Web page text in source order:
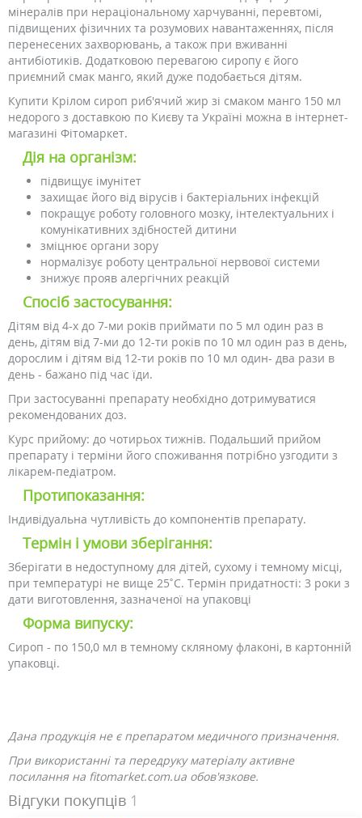
мінералів при нераціональному харчуванні, перевтомі,
підвищених фізичних та розумових навантаженнях, після
перенесених захворювань, а також при вживанні
антибіотиків. Додатковою перевагою сиропу є його
приємний смак манго, який дуже подобається дітям.
Купити Крілом сироп риб'ячий жир зі смаком манго 150 мл
недорого з доставкою по Києву та Україні можна в інтернет-
магазині Фітомаркет.
Дія на організм:
підвищує імунітет
захищає його від вірусів і бактеріальних інфекцій
покращує роботу головного мозку, інтелектуальних і
комунікативних здібностей дитини
зміцнює органи зору
нормалізує роботу центральної нервової системи
знижує прояв алергічних реакцій
Спосіб застосування:
Дітям від 4-х до 7-ми років приймати по 5 мл один раз в
день, дітям від 7-ми до 12-ти років по 10 мл один раз в день,
дорослим і дітям від 12-ти років по 10 мл один- два рази в
день - бажано під час їди.
При застосуванні препарату необхідно дотримуватися
рекомендованих доз.
Курс прийому: до чотирьох тижнів. Подальший прийом
препарату і терміни його споживання потрібно узгодити з
лікарем-педіатром.
Протипоказання:
Індивідуальна чутливість до компонентів препарату.
Термін і умови зберігання:
Зберігати в недоступному для дітей, сухому і темному місці,
при температурі не вище 25˚С. Термін придатності: 3 роки з
дати виготовлення, зазначеної на упаковці
Форма випуску:
Сироп - по 150,0 мл в темному скляному флаконі, в картонній
упаковці.
Дана продукція не є препаратом медичного призначення.
При використанні та передруку матеріалу активне
посилання на fitomarket.com.ua обов'язкове.
Відгуки покупців 1